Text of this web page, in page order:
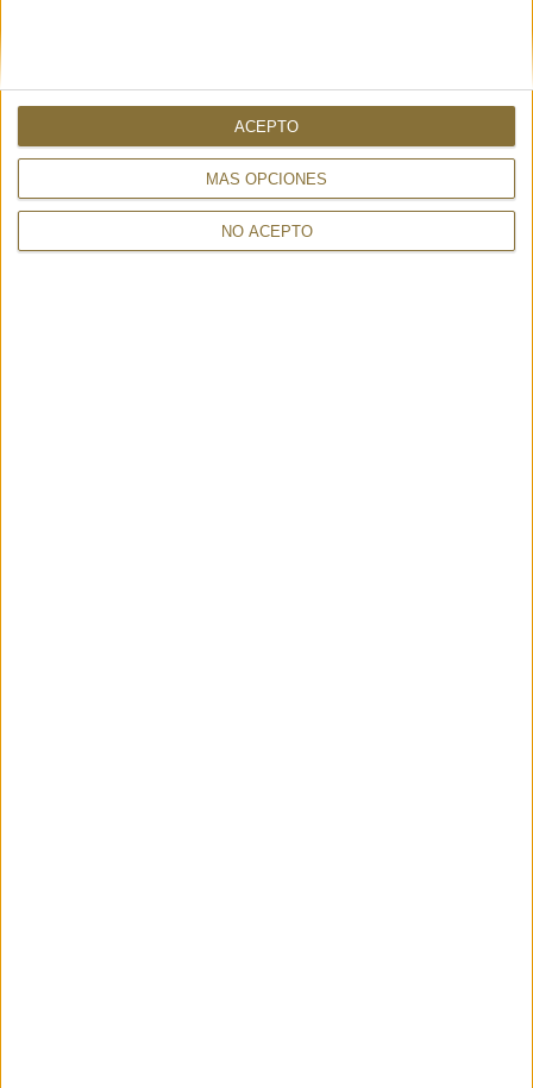
MÁS OPCIONES
NO ACEPTO
ACEPTO
AT-3 DARK SILVER - MARCO
TADINI
EMI QUERCIA - 20635
€ 150,00 €